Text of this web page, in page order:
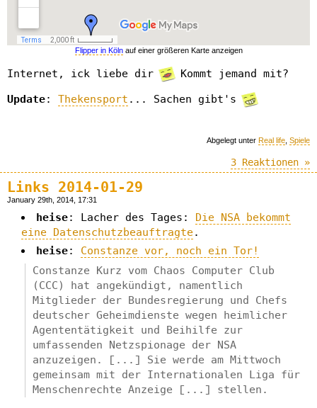
Flipper in Kölnauf einer größeren Karte anzeigen
Internet, ick liebe dir
Kommt jemand mit?
Update: Thekensport ... Sachen gibt's
Abgelegt unter Real life Spiele
3 Reaktionen »
Links 2014-01-29
January 29th, 2014, 17:31
heise: Lacher des Tages: Die NSA bekommt
eine Datenschutzbeauftragte.
heise: Constanze vor, noch ein Tor!
Constanze Kurz vom Chaos Computer Club
(CCC) hat angekündigt, namentlich
Mitglieder der Bundesregierung und Chefs
deutscher Geheimdienste wegen heimlicher
Agententätigkeit und Beihilfe zur
umfassenden Netzspionage der NSA
anzuzeigen. [...] Sie werde am Mittwoch
gemeinsam mit der Internationalen Liga für
Menschenrechte Anzeige [...] stellen.